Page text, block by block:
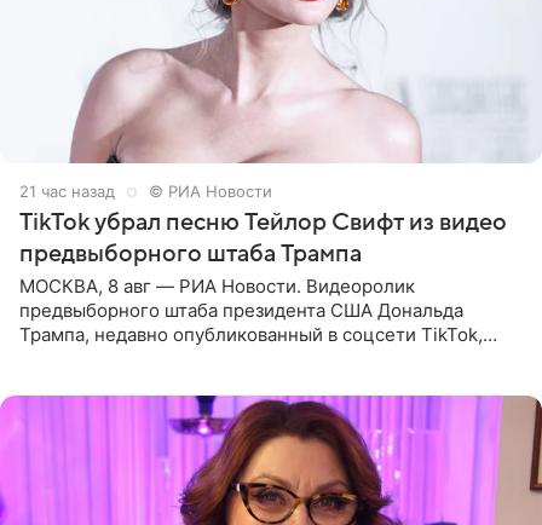
21 час назад © РИА Новости
TikTok убрал песню Тейлор Свифт из видео
предвыборного штаба Трампа
МОСКВА, 8 авг — РИА Новости. Видеоролик
предвыборного штаба президента США Дональда
Трампа, недавно опубликованный в соцсети TikTok,